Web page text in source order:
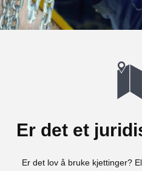
Er det et
Er det lov å bruke kjettinger?